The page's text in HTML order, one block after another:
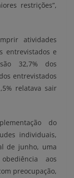
restrições”,
atividades
entrevistados e
32,7% dos
entrevistados
relatava sair
do
individuais,
de junho, uma
aos
preocupação,